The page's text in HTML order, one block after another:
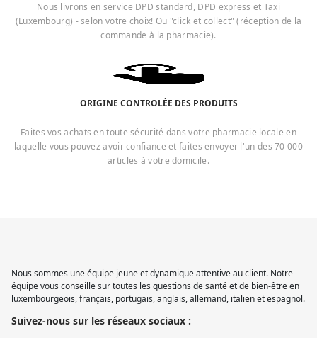
Nous livrons en service DPD standard, DPD express et Taxi
(Luxembourg) - selon votre choix! Ou "click et collect" (réception de la
commande à la pharmacie).
ORIGINE CONTROLÉE DES PRODUITS
Faites vos achats en toute sécurité dans votre pharmacie locale en
laquelle vous pouvez avoir confiance et faites envoyer l'un des 70 000
articles à votre domicile.
Nous sommes une équipe jeune et dynamique attentive au client. Notre
équipe vous conseille sur toutes les questions de santé et de bien-être en
luxembourgeois, français, portugais, anglais, allemand, italien et espagnol.
Suivez-nous sur les réseaux sociaux :